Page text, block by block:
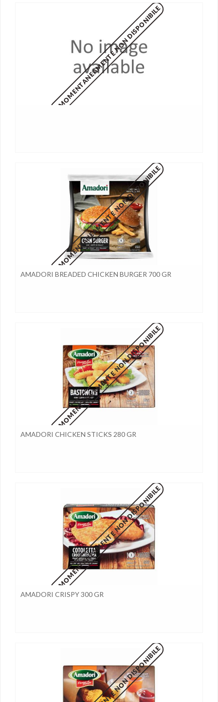
MOMENTANEAMENTE NON DISPONIBILE
MOMENTANEAMENTE NON DISPONIBILE
AMADORI BREADED CHICKEN BURGER 700 GR
MOMENTANEAMENTE NON DISPONIBILE
AMADORI CHICKEN STICKS 280 GR
MOMENTANEAMENTE NON DISPONIBILE
AMADORI CRISPY 300 GR